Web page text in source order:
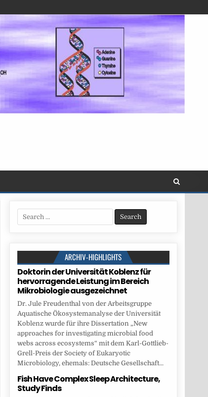
Search
for:
ARCHIV-HIGHLIGHTS
Doktorin der Universität Koblenz für
hervorragende Leistung im Bereich
Mikrobiologie ausgezeichnet
Dr. Jule Freudenthal von der Arbeitsgruppe
Aquatische Ökosystemanalyse der Universität
Koblenz wurde für ihre Dissertation „New
approaches for investigating microbial food
webs across ecosystems“ mit dem Karl-Gottlieb-
Grell-Preis der Society of Eukaryotic
Microbiology, ehemals: Deutsche Gesellschaft...
Fish Have Complex Sleep Architecture,
Study Finds